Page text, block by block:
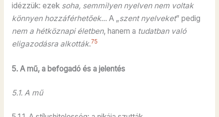
idézzük: ezek soha, semmilyen nyelven nem voltak
könnyen hozzáférhetőek… A „szent nyelveket” pedig
nem a hétköznapi életben, hanem a tudatban való
eligazodásra alkották.75
5. A mű, a befogadó és a jelentés
5.1. A mű